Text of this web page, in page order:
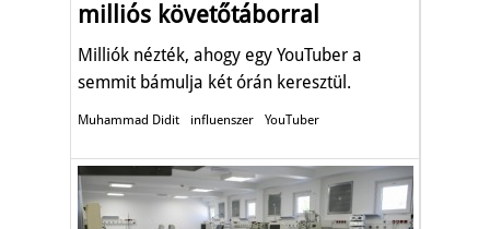
milliós követőtáborral
Milliók nézték, ahogy egy YouTuber a
semmit bámulja két órán keresztül.
Muhammad Didit influenszer YouTuber